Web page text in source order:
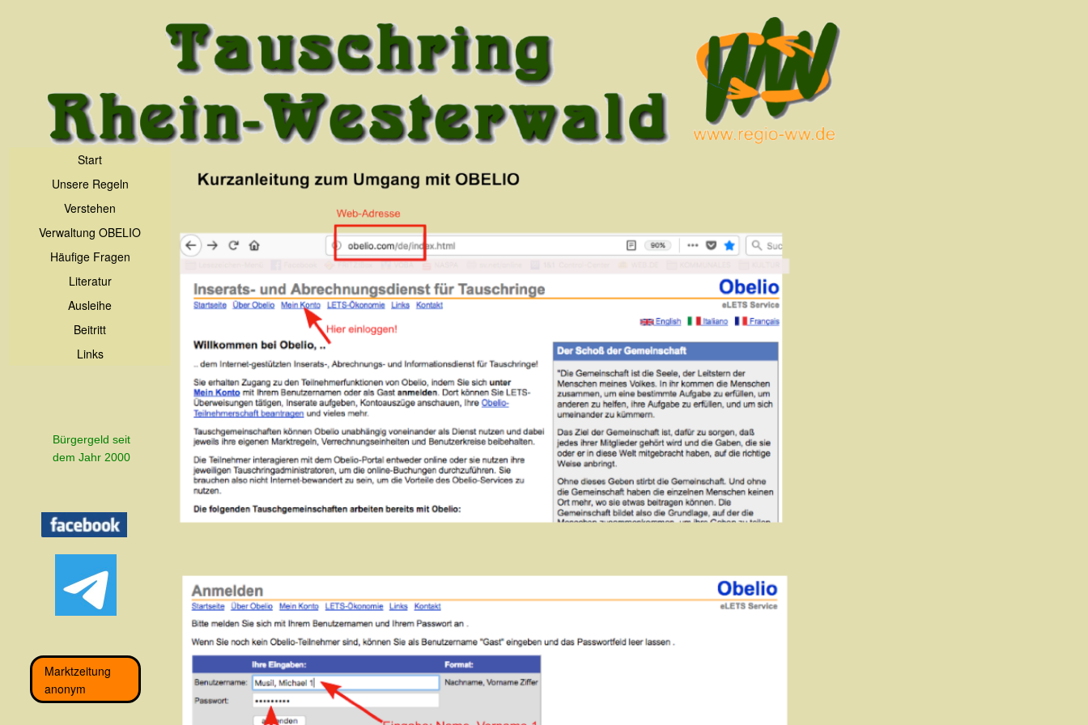
Start
Unsere Regeln
Verstehen
Verwaltung OBELIO
Häufige Fragen
Literatur
Ausleihe
Beitritt
Links
Bürgergeld seit
dem Jahr 2000
Marktzeitung
anonym